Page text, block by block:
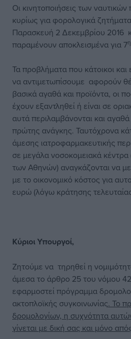
Οι κινητοποιήσεις των
κυρίως για φορολογικά
Παρασκευή 2 Δεκεμβρίου 2016
παραμένουν αποκλεισμένα για 7η
Τα προβλήματα που κάτοικοι και
να αντιμετωπίσουμε αφορούν
βασικά αγαθά και προϊόντα, οι
έχουν εξαντληθεί ή είναι σε
αυτά περιλαμβάνονται και
πρώτης ανάγκης. Ταυτόχρονα
άμεσης ιατροφαρμακευτικής
σε μεγάλα νοσοκομειακά κέντρα
των Αθηνών) αναγκάζονται να
με το οικονομικό κόστος για
ευρώ (λόγω κράτησης
Κύριοι Υπουργοί,
Ζητούμε να τηρηθεί η
άμεσα το άρθρο 25 του νόμου
εφαρμοστεί πρόγραμμα
ακτοπλοϊκής συγκοινωνίας. Το
δρομολογίων, η συχνότητα
γίνεται με δική σας και μόνο